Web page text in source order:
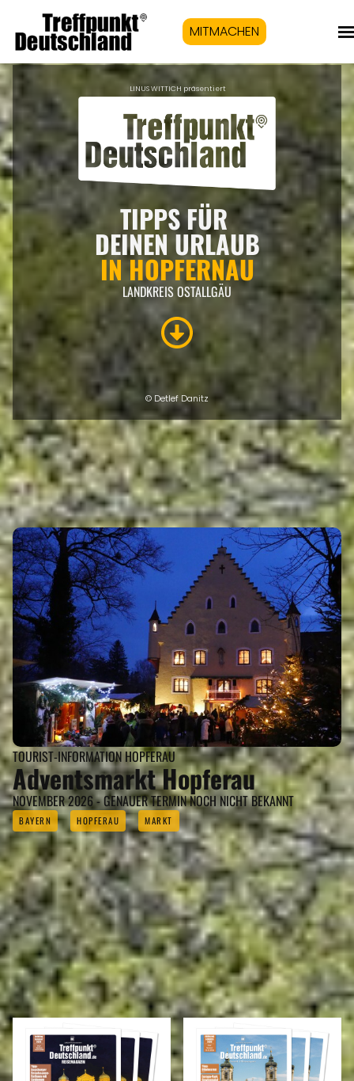
MITMACHEN
LINUS WITTICH präsentiert
TIPPS FÜR
DEINEN URLAUB
IN HOPFERNAU
LANDKREIS OSTALLGÄU
© Detlef Danitz
EVENTS
Eigenen Event kostenlos veröffentlichen >
TOURIST-INFORMATION HOPFERAU
Adventsmarkt Hopferau
NOVEMBER 2026 - GENAUER TERMIN NOCH NICHT BEKANNT
BAYERN HOPFERAU MARKT
REISEMAGAZINE
IN DIESEN REISEMAGAZINEN FINDEN SIE AMBERG UND DEN LANDKREIS
OSTALLGÄU